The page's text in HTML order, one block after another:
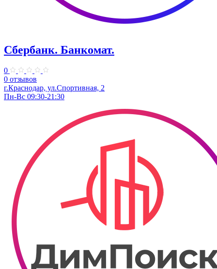
Сбербанк. Банкомат.
0
0 отзывов
г.Краснодар, ул.​Спортивная, 2
Пн-Вс 09:30-21:30